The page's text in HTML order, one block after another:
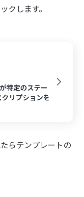
クします。
特定のステー
リプションを
らテンプレートの